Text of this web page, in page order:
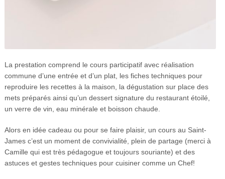
La prestation comprend le cours participatif avec réalisation
commune d’une entrée et d’un plat, les fiches techniques pour
reproduire les recettes à la maison, la dégustation sur place des
mets préparés ainsi qu’un dessert signature du restaurant étoilé,
un verre de vin, eau minérale et boisson chaude.
Alors en idée cadeau ou pour se faire plaisir, un cours au Saint-
James c’est un moment de convivialité, plein de partage (merci à
Camille qui est très pédagogue et toujours souriante) et des
astuces et gestes techniques pour cuisiner comme un Chef!